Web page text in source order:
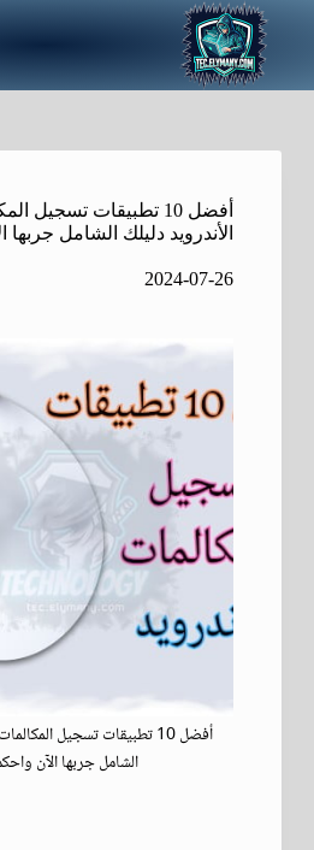
أفضل 10 تطبيقات تسجيل
الأندرويد دليلك الشامل
2024-07-26
أفضل 10 تطبيقات تسجيل
الشامل جربها الآن